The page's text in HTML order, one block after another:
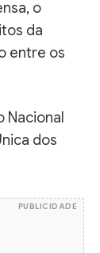
o
da
entre os
Nacional
dos
PUBLICIDADE